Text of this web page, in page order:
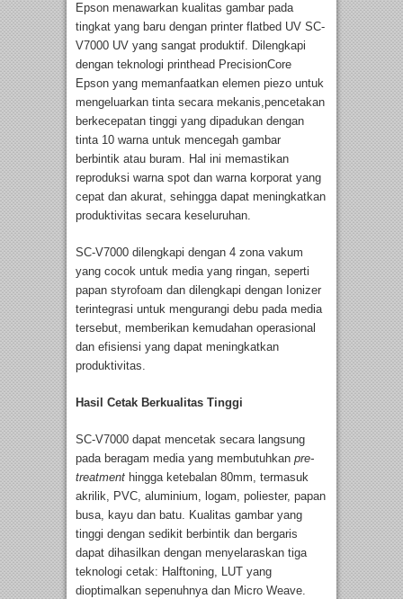
Epson menawarkan kualitas gambar pada
tingkat yang baru dengan printer flatbed UV SC-
V7000 UV yang sangat produktif. Dilengkapi
dengan teknologi printhead PrecisionCore
Epson yang memanfaatkan elemen piezo untuk
mengeluarkan tinta secara mekanis,pencetakan
berkecepatan tinggi yang dipadukan dengan
tinta 10 warna untuk mencegah gambar
berbintik atau buram. Hal ini memastikan
reproduksi warna spot dan warna korporat yang
cepat dan akurat, sehingga dapat meningkatkan
produktivitas secara keseluruhan.
SC-V7000 dilengkapi dengan 4 zona vakum
yang cocok untuk media yang ringan, seperti
papan styrofoam dan dilengkapi dengan Ionizer
terintegrasi untuk mengurangi debu pada media
tersebut, memberikan kemudahan operasional
dan efisiensi yang dapat meningkatkan
produktivitas.
Hasil Cetak Berkualitas Tinggi
SC-V7000 dapat mencetak secara langsung
pada beragam media yang membutuhkan pre-
treatment hingga ketebalan 80mm, termasuk
akrilik, PVC, aluminium, logam, poliester, papan
busa, kayu dan batu. Kualitas gambar yang
tinggi dengan sedikit berbintik dan bergaris
dapat dihasilkan dengan menyelaraskan tiga
teknologi cetak: Halftoning, LUT yang
dioptimalkan sepenuhnya dan Micro Weave.